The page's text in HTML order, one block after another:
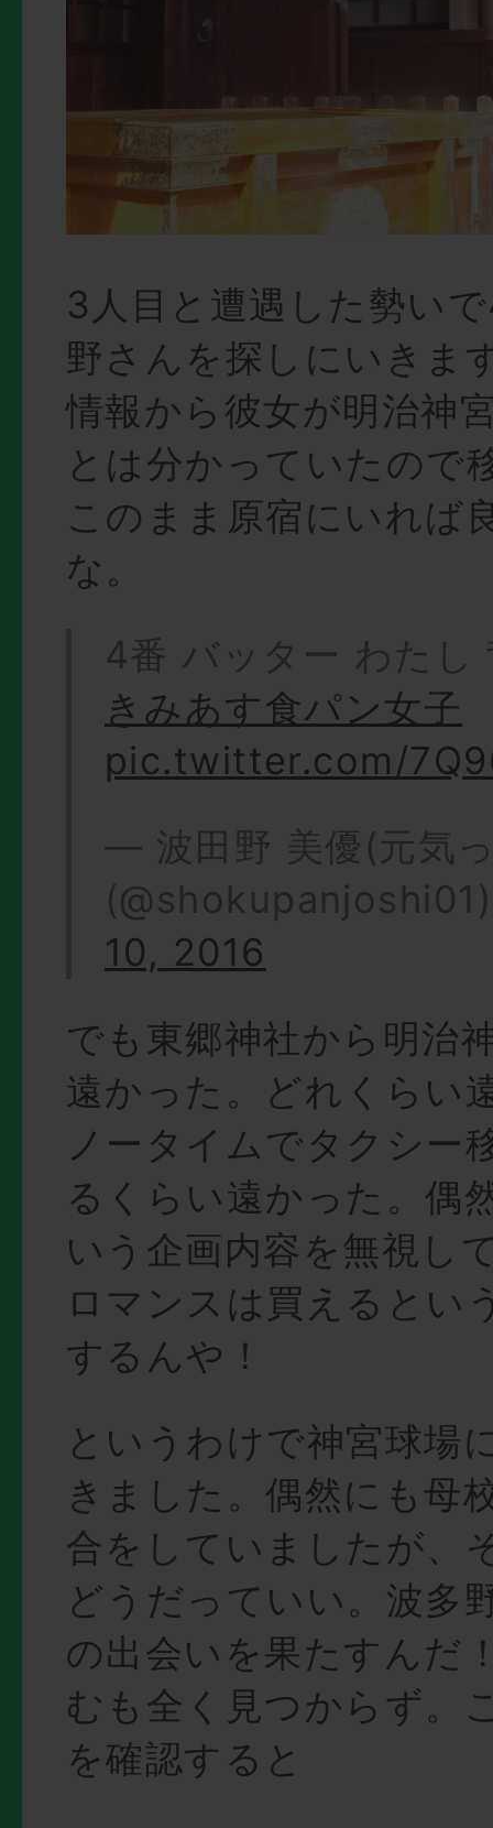
3人目と遭遇した勢い
野さんを探しにいきま
情報から彼女が明治神
とは分かっていたので
このまま原宿にいれば
な。
4番 バッター わた
きみあす食パン女子
pic.twitter.com/
— 波田野 美優(元気
10, 2016
でも東郷神社から明治
遠かった。どれくらい
ノータイムでタクシー
るくらい遠かった。偶
いう企画内容を無視し
ロマンスは買えるとい
するんや！
というわけで神宮球場
きました。偶然にも母
合をしていましたが、
どうだっていい。波多
の出会いを果たすん
むも全く見つからず。
を確認すると